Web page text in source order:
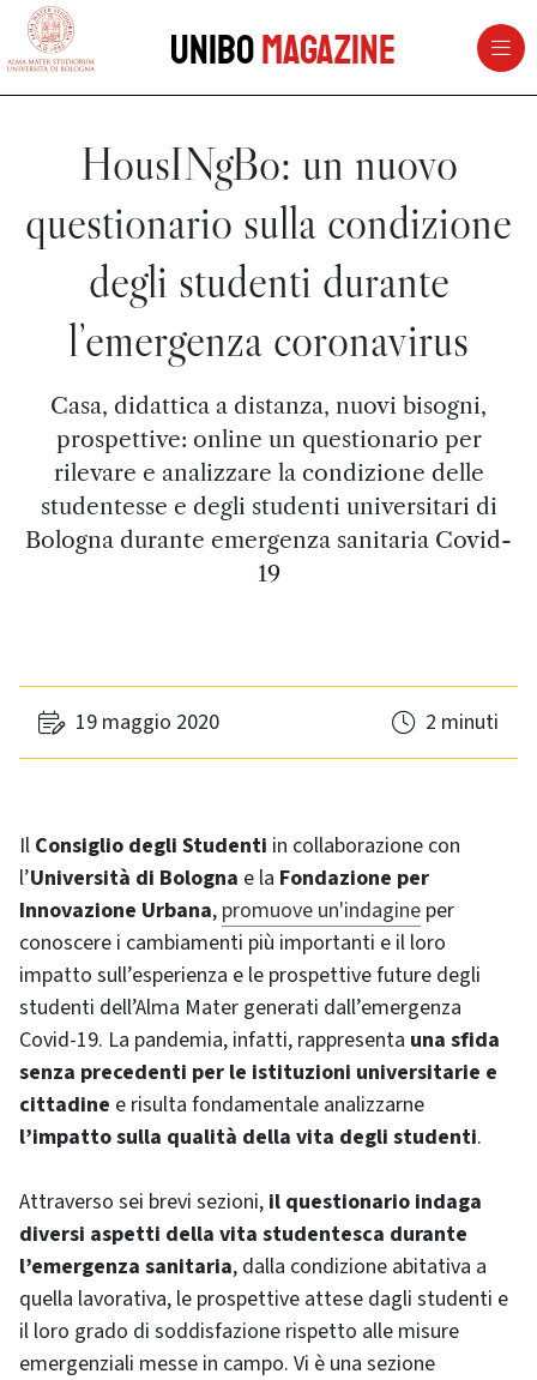
vai al contenuto della pagina
UniboMagazine
HousINgBo: un nuovo
questionario sulla condizione
degli studenti durante
l’emergenza coronavirus
Casa, didattica a distanza, nuovi bisogni,
prospettive: online un questionario per
rilevare e analizzare la condizione delle
studentesse e degli studenti universitari di
Bologna durante emergenza sanitaria Covid-
19
19 maggio 2020 2 minuti
Il Consiglio degli Studenti in collaborazione con
l’Università di Bologna e la Fondazione per
Innovazione Urbana, promuove un'indagine per
conoscere i cambiamenti più importanti e il loro
impatto sull’esperienza e le prospettive future degli
studenti dell’Alma Mater generati dall’emergenza
Covid-19. La pandemia, infatti, rappresenta una sfida
senza precedenti per le istituzioni universitarie e
cittadine e risulta fondamentale analizzarne
l’impatto sulla qualità della vita degli studenti.
Attraverso sei brevi sezioni, il questionario indaga
diversi aspetti della vita studentesca durante
l’emergenza sanitaria, dalla condizione abitativa a
quella lavorativa, le prospettive attese dagli studenti e
il loro grado di soddisfazione rispetto alle misure
emergenziali messe in campo. Vi è una sezione